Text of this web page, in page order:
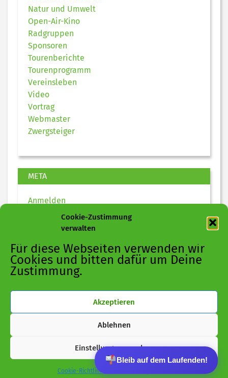
Cookie-Zustimmung
verwalten
Für diese Webseiten verwenden wir
Cookies und bitten dafür um Deine
Zustimmung.
Akzeptieren
Ablehnen
Einstellungen ansehen
Cookie-Richtlinie
Natur und Umwelt
Open-Air-Kino
Radgruppen
Sponsoren
Tourenberichte
Tourenprogramm
Vereinsleben
Video
Vortrag
Webmaster
Zwergsteiger
META
Anmelden
Eintrags-Feed
Kommentar-Feed
Bleib auf dem Laufenden!